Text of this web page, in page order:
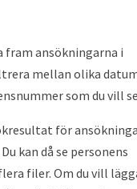
fram ansökningarna i
mellan olika
som du vill
för
kan då se personens
filer. Om du vill